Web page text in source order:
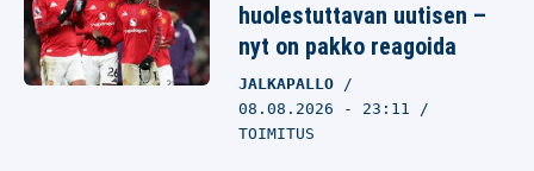
huolestuttavan uutisen –
nyt on pakko reagoida
JALKAPALLO
08.08.2026 - 23:11
TOIMITUS